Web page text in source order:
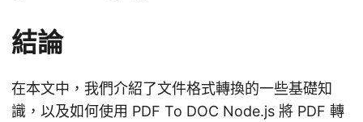
結論
在本文中，我們介紹了文件格式轉換的一些基礎知
識，以及如何使用 PDF To DOC Node.js 將 PDF 轉